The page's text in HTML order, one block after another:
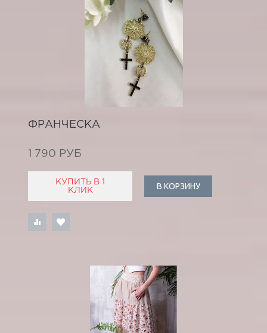
ФРАНЧЕСКА
1 790 РУБ
КУПИТЬ В 1
КЛИК
В КОРЗИНУ